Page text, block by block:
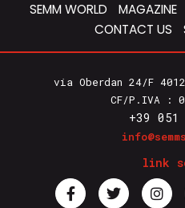
SEMM WORLD MAGAZINE
CONTACT US
via Oberdan 24/F
CF/P.IVA :
+39 051
link